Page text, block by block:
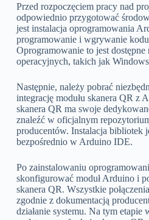
Przed rozpoczęciem pracy nad
odpowiednio przygotować
jest instalacja oprogramowania
programowanie i wgrywanie
Oprogramowanie to jest dostępne
operacyjnych, takich jak
Następnie, należy pobrać
integrację modułu skanera QR z
skanera QR ma swoje
znaleźć w oficjalnym
producentów. Instalacja bibliotek
bezpośrednio w Arduino IDE.
Po zainstalowaniu
skonfigurować moduł Arduino i
skanera QR. Wszystkie
zgodnie z dokumentacją
działanie systemu. Na tym etapie